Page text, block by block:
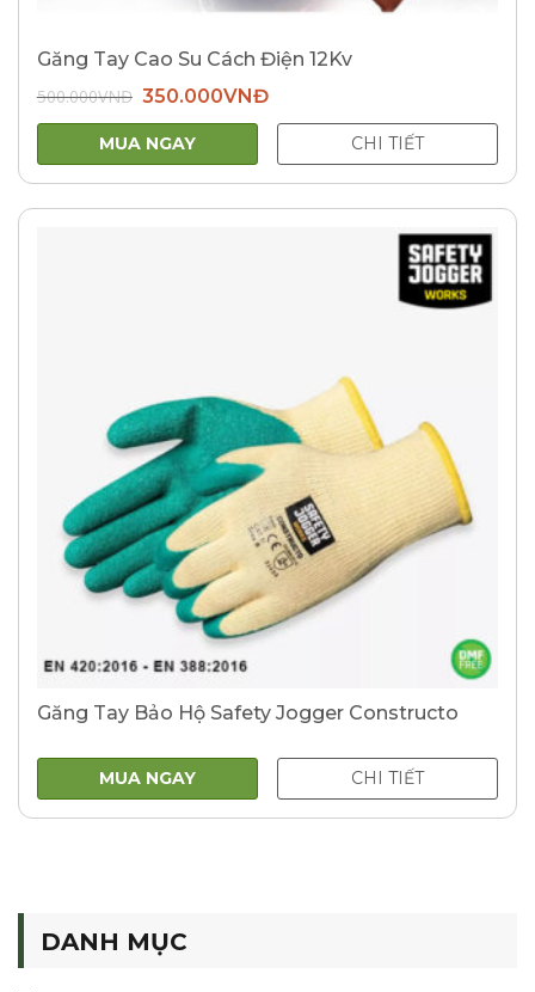
Găng Tay Cao Su Cách Điện 12Kv
500.000VNĐ Giá
gốc
là:
500.000VNĐ.
350.000VNĐGiá
tại
350.000VNĐ.
MUA NGAY CHI TIẾT
Găng Tay Bảo Hộ Safety Jogger Constructo
MUA NGAY CHI TIẾT
DANH MỤC